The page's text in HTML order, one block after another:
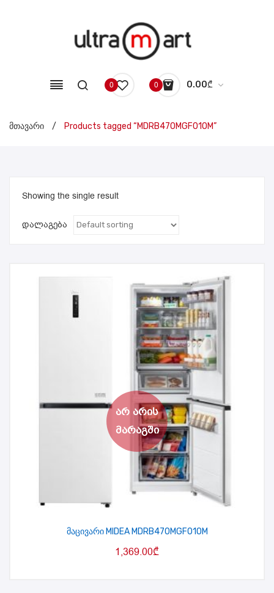
0 0 0.00₾
No products in the cart.
მთავარი / Products tagged “MDRB470MGF01OM”
Showing the single result
დალაგება
მაცივარი MIDEA MDRB470MGF01OM
1,369.00₾